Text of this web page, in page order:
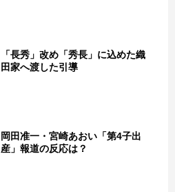
「長秀」改め「秀長」に込めた織
田家へ渡した引導
岡田准一・宮崎あおい「第4子出
産」報道の反応は？